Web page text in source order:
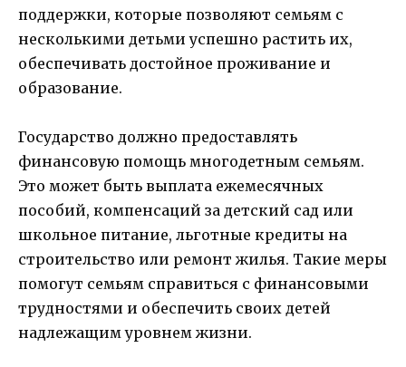
поддержки, которые позволяют семьям с
несколькими детьми успешно растить их,
обеспечивать достойное проживание и
образование.
Государство должно предоставлять
финансовую помощь многодетным семьям.
Это может быть выплата ежемесячных
пособий, компенсаций за детский сад или
школьное питание, льготные кредиты на
строительство или ремонт жилья. Такие меры
помогут семьям справиться с финансовыми
трудностями и обеспечить своих детей
надлежащим уровнем жизни.